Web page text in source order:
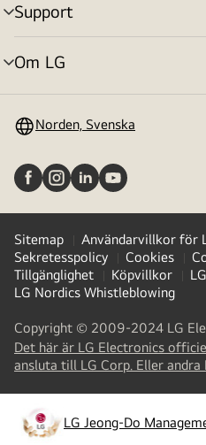
Support
menyväxling
Om LG
menyväxling
Norden, Svenska
Sitemap
Användarvillkor för
Sekretesspolicy
Cookies
Tillgänglighet
Köpvillkor
LG Nordics Whistleblowing
Copyright © 2009-2024 LG
Det här är LG Electronics
ansluta till LG Corp. Eller
LG Jeong-Do
opens